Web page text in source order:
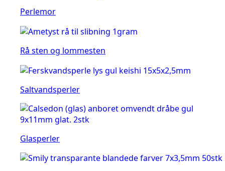
Perlemor
Rå sten og lommesten
Saltvandsperler
Glasperler